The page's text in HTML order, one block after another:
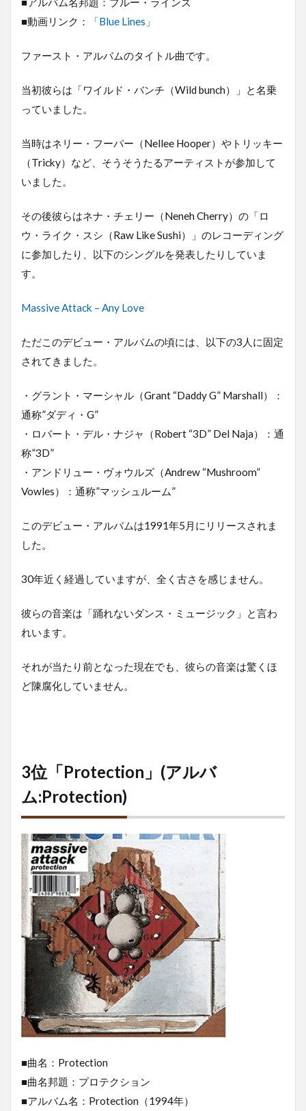
■動画リンク：
「Blue Lines」
ファースト・アルバムのタイトル曲です。
当初彼らは「ワイルド・バンチ（Wild bunch）」と名乗
っていました。
当時はネリー・フーパー（Nellee Hooper）やトリッキー
（Tricky）など、そうそうたるアーティストが参加して
いました。
その後彼らはネナ・チェリー（Neneh Cherry）の「ロ
ウ・ライク・スシ（Raw Like Sushi）」のレコーディング
に参加したり、以下のシングルを発表したりしていま
す。
Massive Attack – Any Love
ただこのデビュー・アルバムの頃には、以下の3人に固定
されてきました。
・グラント・マーシャル（Grant “Daddy G” Marshall）：
通称”ダディ・G”
・ロバート・デル・ナジャ（Robert “3D” Del Naja）：通
称”3D”
・アンドリュー・ヴォウルズ（Andrew “Mushroom”
Vowles）：通称”マッシュルーム”
このデビュー・アルバムは1991年5月にリリースされま
した。
30年近く経過していますが、全く古さを感じません。
彼らの音楽は「踊れないダンス・ミュージック」と言わ
れいます。
それが当たり前となった現在でも、彼らの音楽は驚くほ
ど陳腐化していません。
3位「Protection」(アルバ
ム:Protection)
■曲名：Protection
■曲名邦題：プロテクション
■アルバム名：Protection（1994年）